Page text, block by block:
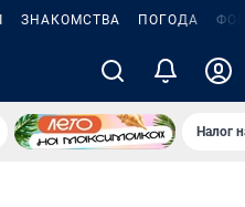
ЗНАКОМСТВА ПОГОДА
Налог